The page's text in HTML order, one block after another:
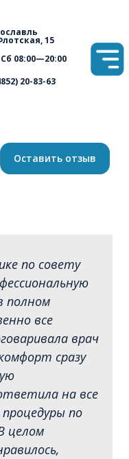
15
08:00—20:00
20-83-63
Оставить отзыв
по совету
полном
все
врач
сразу
на все
по
целом